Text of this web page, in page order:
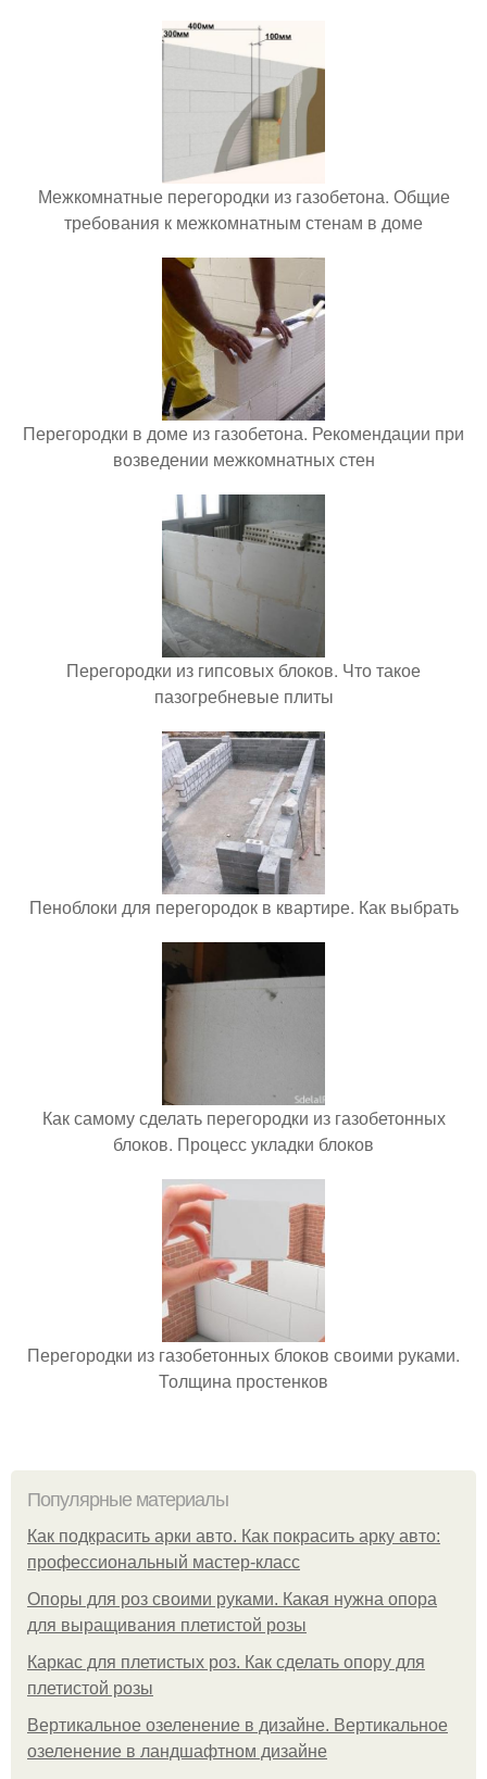
Межкомнатные перегородки из газобетона. Общие
требования к межкомнатным стенам в доме
Перегородки в доме из газобетона. Рекомендации при
возведении межкомнатных стен
Перегородки из гипсовых блоков. Что такое
пазогребневые плиты
Пеноблоки для перегородок в квартире. Как выбрать
Как самому сделать перегородки из газобетонных
блоков. Процесс укладки блоков
Перегородки из газобетонных блоков своими руками.
Толщина простенков
Популярные материалы
Как подкрасить арки авто. Как покрасить арку авто:
профессиональный мастер-класс
Опоры для роз своими руками. Какая нужна опора
для выращивания плетистой розы
Каркас для плетистых роз. Как сделать опору для
плетистой розы
Вертикальное озеленение в дизайне. Вертикальное
озеленение в ландшафтном дизайне